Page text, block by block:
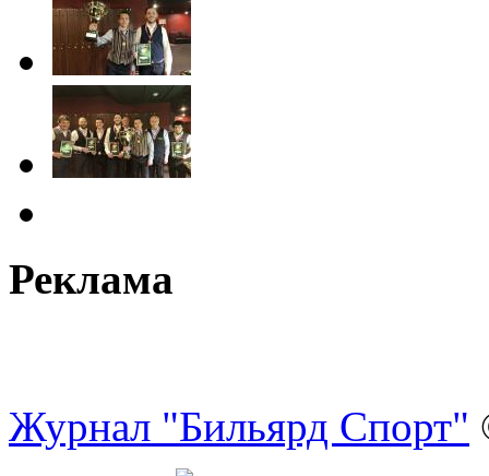
Реклама
Журнал "Бильярд Спорт"